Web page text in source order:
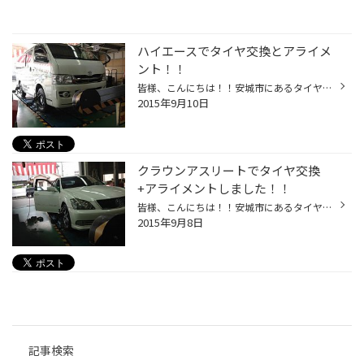
ハイエースでタイヤ交換とアライメ
ント！！
皆様、こんにちは！！安城市にあるタイヤ館安城です！！ 今回はトヨタのハイエースでタイヤ交換とアライメントしました！！ タイヤはブリヂストンのＶ600です！！ アライメントは意外と調整箇所も多い車で、調整すれば良くなったと体感しやすい 車でもあります♪♪ タイヤを長く使うなら、タイヤ交換...
2015年9月10日
クラウンアスリートでタイヤ交換
+アライメントしました！！
皆様、こんにちは！！安城市にあるタイヤ館安城です！！ 今回の車輌はトヨタ クラウンアスリートです♪♪ タイヤは在庫処分品で残っていたポテンザアドレナリンRE002です（＾＾） リーズナブルで剛性のしっかりしたスポーツタイヤです！！ アライメントもしっかり診ましたよ！！ タイヤを買うなら専...
2015年9月8日
記事検索